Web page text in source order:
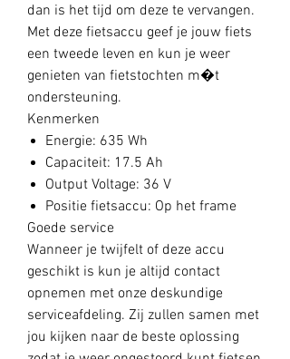
dan is het tijd om deze te vervangen.
Met deze fietsaccu geef je jouw fiets
een tweede leven en kun je weer
genieten van fietstochten m�t
ondersteuning.
Kenmerken
Energie: 635 Wh
Capaciteit: 17.5 Ah
Output Voltage: 36 V
Positie fietsaccu: Op het frame
Goede service
Wanneer je twijfelt of deze accu
geschikt is kun je altijd contact
opnemen met onze deskundige
serviceafdeling. Zij zullen samen met
jou kijken naar de beste oplossing